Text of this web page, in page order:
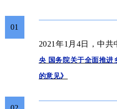
01
2021年1月4日，中
央 国务院关于全面推进
的意见》